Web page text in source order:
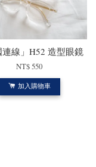
連線」H52 造型眼鏡
NT$ 550
加入購物車